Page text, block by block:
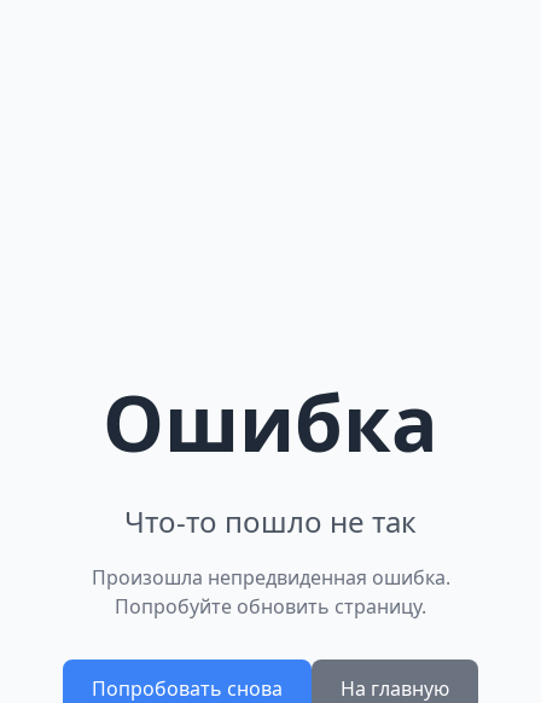
Ошибка
Что-то пошло не так
Произошла непредвиденная ошибка.
Попробуйте обновить страницу.
Попробовать снова На главную